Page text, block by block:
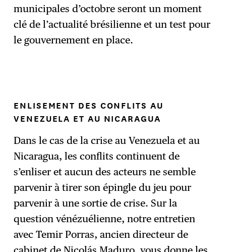
municipales d’octobre seront un moment
clé de l’actualité brésilienne et un test pour
le gouvernement en place.
ENLISEMENT DES CONFLITS AU
VENEZUELA ET AU NICARAGUA
Dans le cas de la crise au Venezuela et au
Nicaragua, les conflits continuent de
s’enliser et aucun des acteurs ne semble
parvenir à tirer son épingle du jeu pour
parvenir à une sortie de crise. Sur la
question vénézuélienne, notre entretien
avec Temir Porras, ancien directeur de